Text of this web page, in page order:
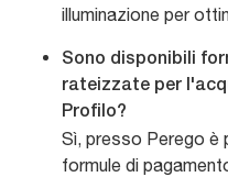
illuminazione per
Sono disponibili
rateizzate per
Profilo?
Sì, presso Perego è
formule di